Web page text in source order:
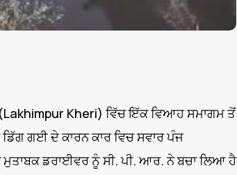
Kheri) ਵਿੱਚ ਇੱਕ ਵਿਆਹ ਸਮਾਗਮ ਤੋਂ
ਗਈ ਦੇ ਕਾਰਨ ਕਾਰ ਵਿਚ ਸਵਾਰ ਪੰਜ
ਡਰਾਈਵਰ ਨੂੰ ਸੀ. ਪੀ. ਆਰ. ਨੇ ਬਚਾ ਲਿਆ ਹੈ